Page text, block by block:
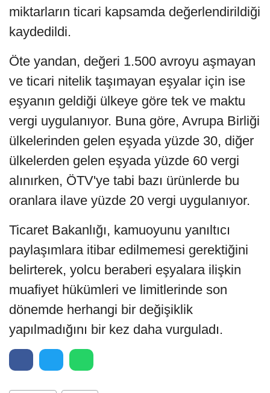
miktarların ticari kapsamda değerlendirildiği
kaydedildi.
Öte yandan, değeri 1.500 avroyu aşmayan
ve ticari nitelik taşımayan eşyalar için ise
eşyanın geldiği ülkeye göre tek ve maktu
vergi uygulanıyor. Buna göre, Avrupa Birliği
ülkelerinden gelen eşyada yüzde 30, diğer
ülkelerden gelen eşyada yüzde 60 vergi
alınırken, ÖTV'ye tabi bazı ürünlerde bu
oranlara ilave yüzde 20 vergi uygulanıyor.
Ticaret Bakanlığı, kamuoyunu yanıltıcı
paylaşımlara itibar edilmemesi gerektiğini
belirterek, yolcu beraberi eşyalara ilişkin
muafiyet hükümleri ve limitlerinde son
dönemde herhangi bir değişiklik
yapılmadığını bir kez daha vurguladı.